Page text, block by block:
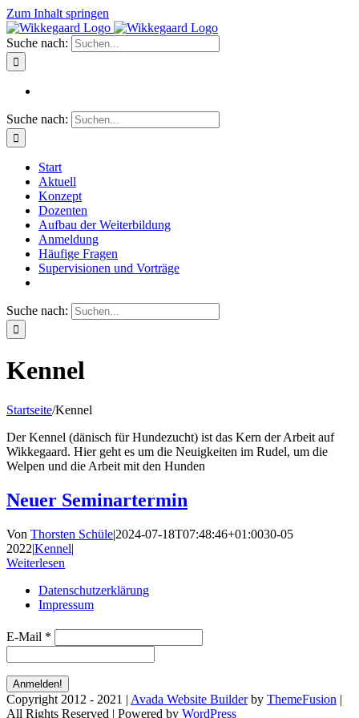
Zum Inhalt springen
Suche nach:
Suche nach:
Start
Aktuell
Konzept
Dozenten
Aufbau der Weiterbildung
Anmeldung
Häufige Fragen
Supervisionen und Vorträge
Suche nach:
Kennel
Startseite/Kennel
Der Kennel (dänisch für Hundezucht) ist das Kern der Arbeit auf
Wikkegaard. Hier geht es um die Neuigkeiten im Rudel, um die
Welpen und die Arbeit mit den Hunden
Neuer Seminartermin
Von Thorsten Schüle|2024-07-18T07:48:46+01:0030-05
2022|Kennel|
Weiterlesen
Datenschutzerklärung
Impressum
E-Mail *
Copyright 2012 - 2021 | Avada Website Builderby ThemeFusion |
All Rights Reserved | Powered by WordPress